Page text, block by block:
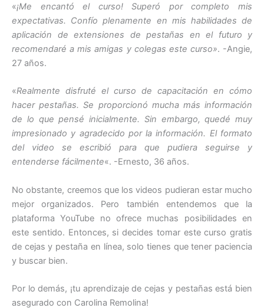
«¡Me encantó el curso! Superó por completo mis
expectativas. Confío plenamente en mis habilidades de
aplicación de extensiones de pestañas en el futuro y
recomendaré a mis amigas y colegas este curso». -Angie,
27 años.
«Realmente disfruté el curso de capacitación en cómo
hacer pestañas. Se proporcionó mucha más información
de lo que pensé inicialmente. Sin embargo, quedé muy
impresionado y agradecido por la información. El formato
del video se escribió para que pudiera seguirse y
entenderse fácilmente«. -Ernesto, 36 años.
No obstante, creemos que los videos pudieran estar mucho
mejor organizados. Pero también entendemos que la
plataforma YouTube no ofrece muchas posibilidades en
este sentido. Entonces, si decides tomar este curso gratis
de cejas y pestaña en línea, solo tienes que tener paciencia
y buscar bien.
Por lo demás, ¡tu aprendizaje de cejas y pestañas está bien
asegurado con Carolina Remolina!